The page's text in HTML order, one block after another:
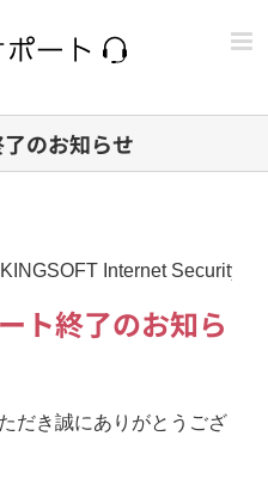
のお知らせ
KINGSOFT Internet Security
ト終了のお知ら
だき誠にありがとうござ